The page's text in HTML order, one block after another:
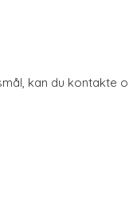
kan du kontakte